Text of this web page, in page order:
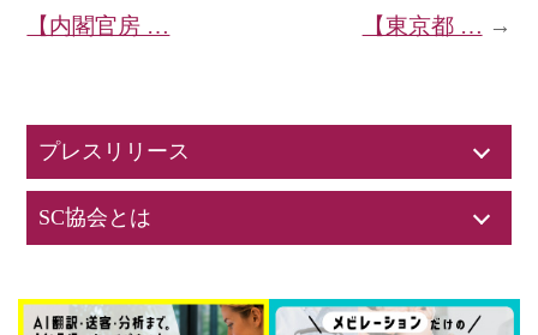
【東京都 … →
【内閣官房 …
プレスリリース
SC協会とは